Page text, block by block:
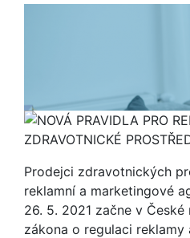
Prodejci zdravotnických
reklamní a marketingové
26. 5. 2021 začne v
zákona o regulaci reklamy